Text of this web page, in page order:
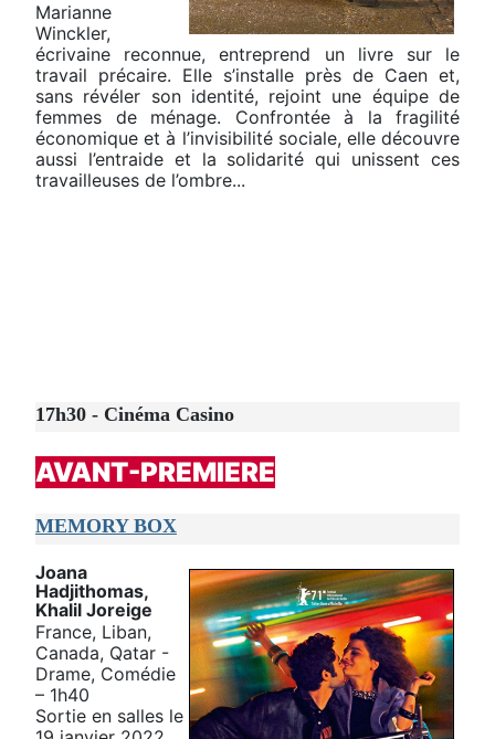
Marianne
Winckler,
écrivaine reconnue, entreprend un livre sur le
travail précaire. Elle s’installe près de Caen et,
sans révéler son identité, rejoint une équipe de
femmes de ménage. Confrontée à la fragilité
économique et à l’invisibilité sociale, elle découvre
aussi l’entraide et la solidarité qui unissent ces
travailleuses de l’ombre...
17h30 - Cinéma Casino
AVANT-PREMIERE
MEMORY BOX
Joana
Hadjithomas,
Khalil Joreige
France, Liban,
Canada, Qatar -
Drame, Comédie
– 1h40
Sortie en salles le